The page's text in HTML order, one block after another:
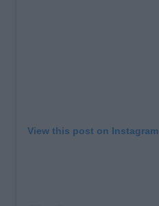
View this post on Instagram